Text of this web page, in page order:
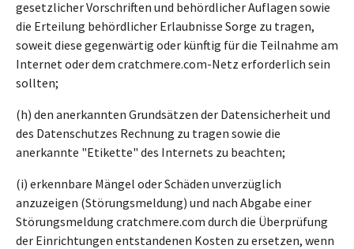
gesetzlicher Vorschriften und behördlicher Auflagen sowie
die Erteilung behördlicher Erlaubnisse Sorge zu tragen,
soweit diese gegenwärtig oder künftig für die Teilnahme am
Internet oder dem cratchmere.com-Netz erforderlich sein
sollten;
(h) den anerkannten Grundsätzen der Datensicherheit und
des Datenschutzes Rechnung zu tragen sowie die
anerkannte "Etikette" des Internets zu beachten;
(i) erkennbare Mängel oder Schäden unverzüglich
anzuzeigen (Störungsmeldung) und nach Abgabe einer
Störungsmeldung cratchmere.com durch die Überprüfung
der Einrichtungen entstandenen Kosten zu ersetzen, wenn